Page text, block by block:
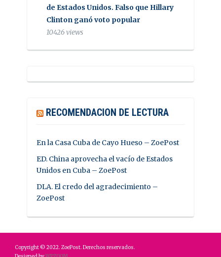
de Estados Unidos. Falso que Hillary
Clinton ganó voto popular
10426 views
RECOMENDACION DE LECTURA
En la Casa Cuba de Cayo Hueso – ZoePost
ED. China aprovecha el vacío de Estados
Unidos en Cuba – ZoePost
DLA. El credo del agradecimiento –
ZoePost
Copyright © 2022. ZoePost. Derechos reservados.